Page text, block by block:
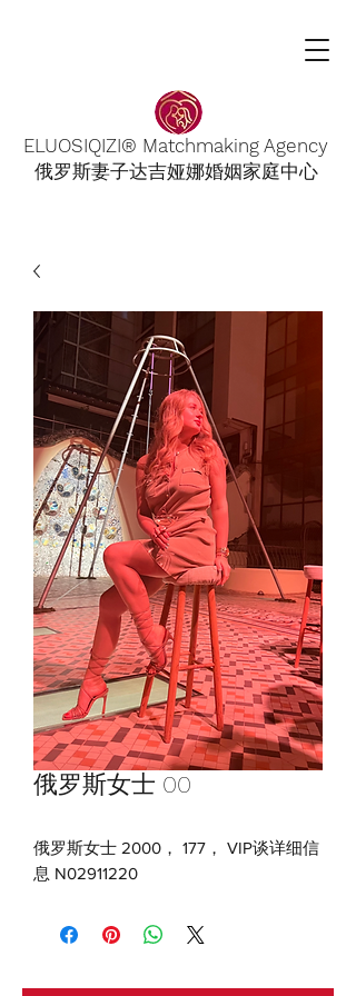
ELUOSIQIZI® Matchmaking Agency
俄罗斯妻子达吉娅娜婚姻家庭中心
俄罗斯女士 00
俄罗斯女士 2000， 177， VIP谈详细信
息 N02911220